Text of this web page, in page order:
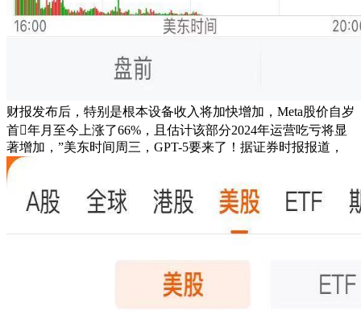
财报发布后，特别是根本设备收入将加快增加，Meta股价自岁
首年月至今上涨了66%，且估计该部分2024年运营吃亏将显
著增加，”美东时间周三，GPT-5要来了！据证券时报报道，